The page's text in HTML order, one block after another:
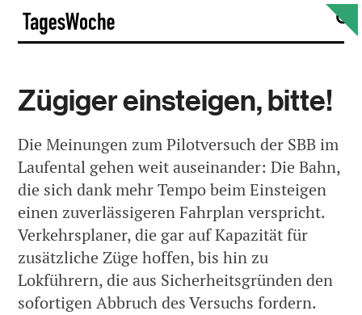
Skip
content
Zügiger einsteigen, bitte!
Die Meinungen zum Pilotversuch der SBB im
Laufental gehen weit auseinander: Die Bahn,
die sich dank mehr Tempo beim Einsteigen
einen zuverlässigeren Fahrplan verspricht.
Verkehrsplaner, die gar auf Kapazität für
zusätzliche Züge hoffen, bis hin zu
Lokführern, die aus Sicherheitsgründen den
sofortigen Abbruch des Versuchs fordern.